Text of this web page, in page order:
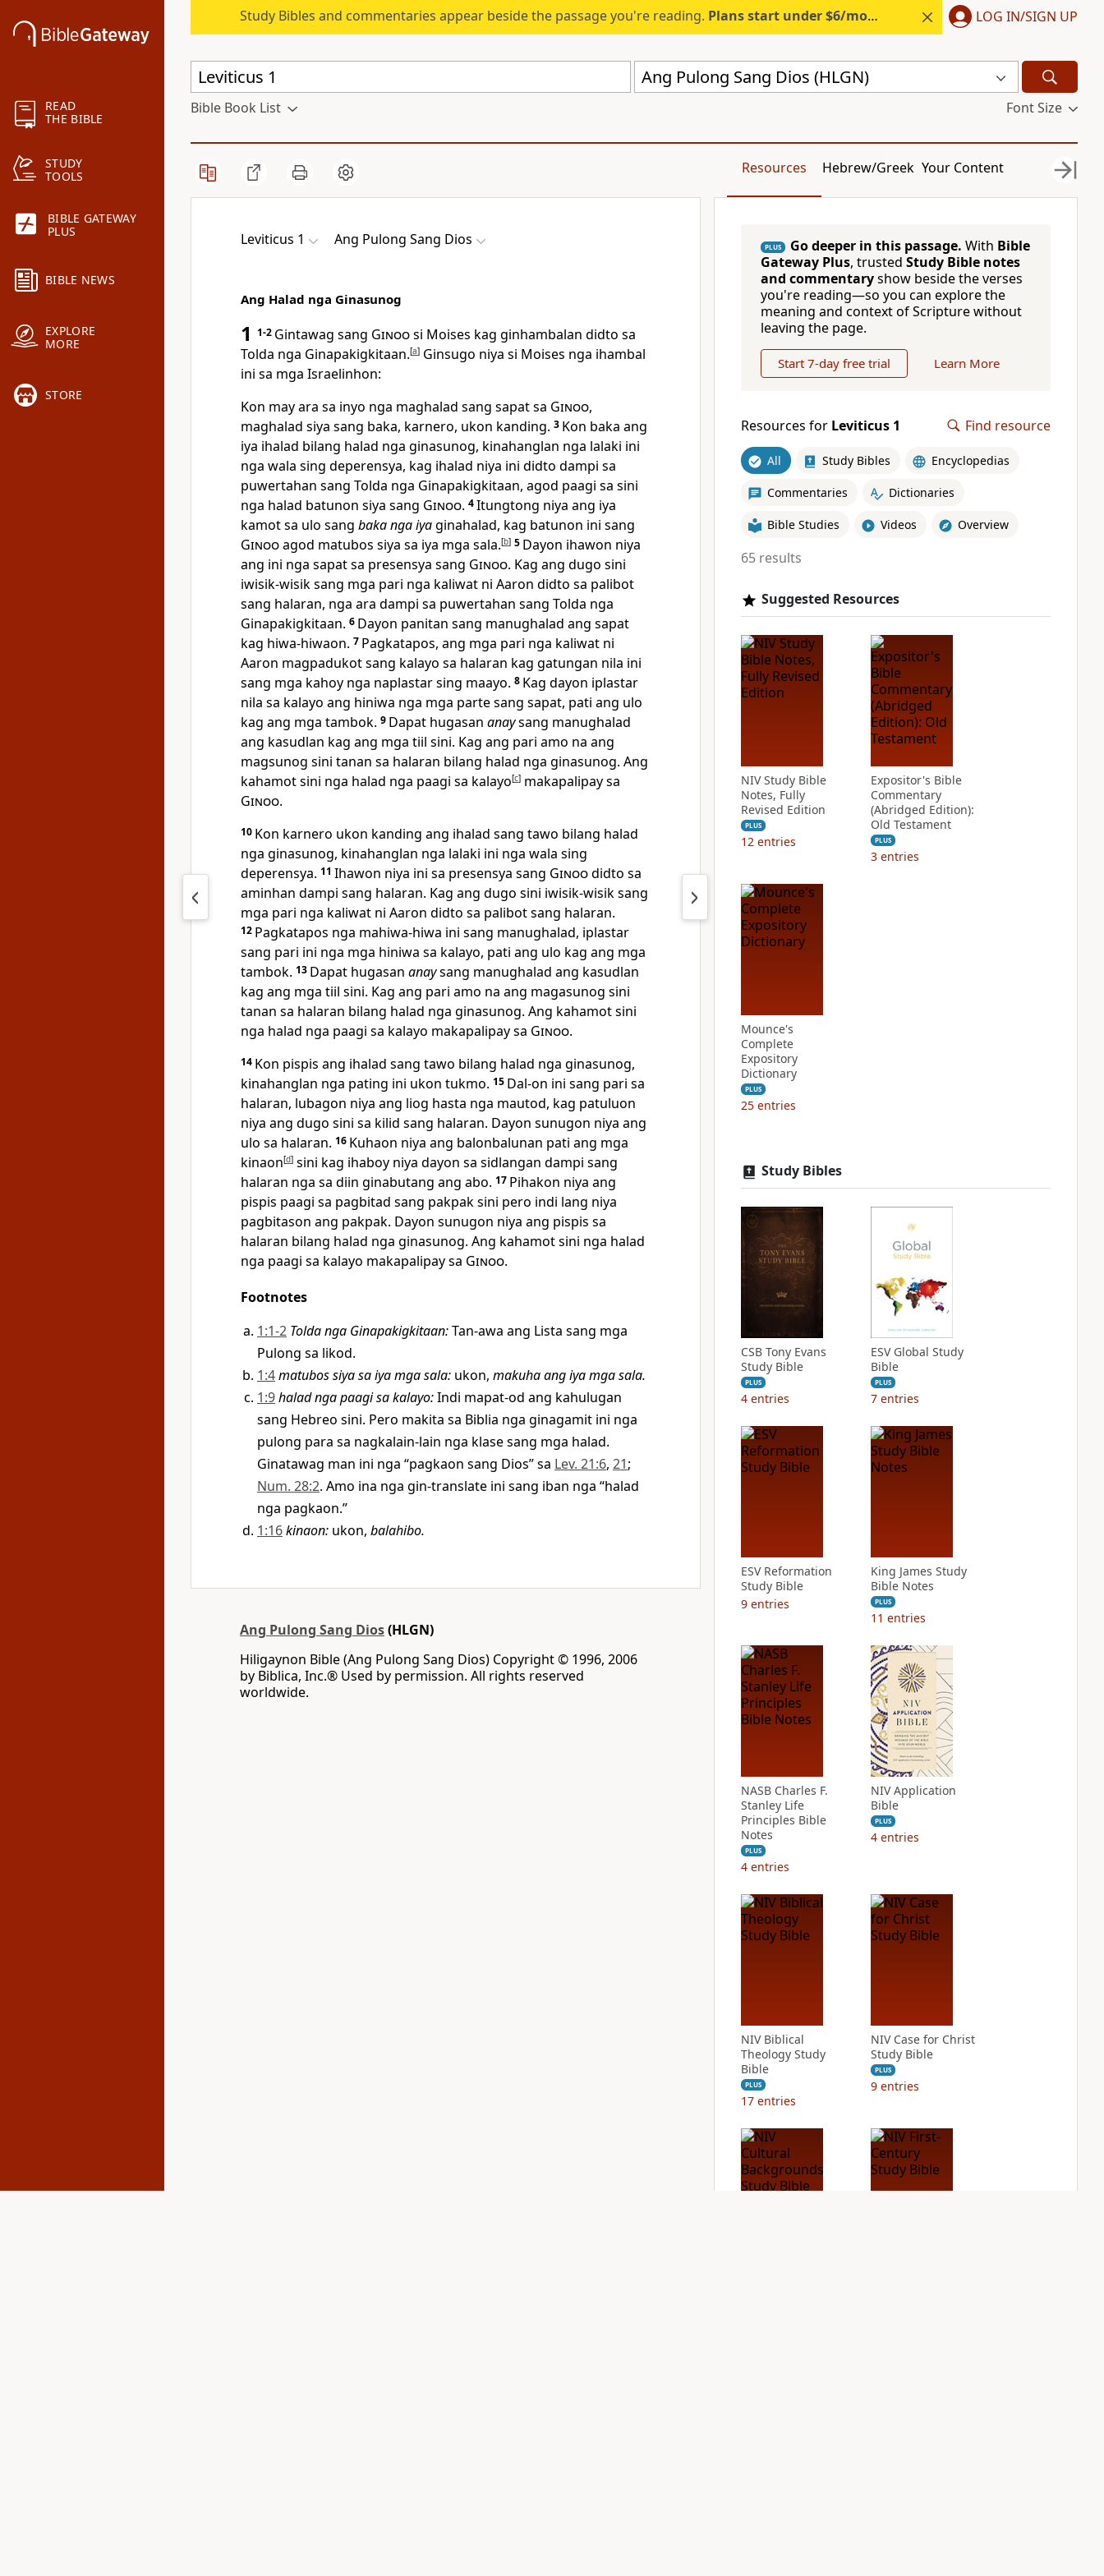
READ
THE BIBLE
STUDY
TOOLS
BIBLE GATEWAY
PLUS
BIBLE NEWS
EXPLORE
MORE
STORE
Study Bibles and commentaries appear beside the passage you're reading. Plans start under $6/month. Start free. LOG IN/SIGN UP
Ang Pulong Sang Dios (HLGN)
Bible Book List Font Size
Resources Hebrew/Greek Your Content
Leviticus 1 Ang Pulong Sang Dios
Ang Halad nga Ginasunog
1 1-2 Gintawag sang Ginoosi Moises kag ginhambalan didto sa
Tolda nga Ginapakigkitaan.[a] Ginsugo niya si Moises nga ihambal
ini sa mga Israelinhon:
Kon may ara sa inyo nga maghalad sang sapat sa Ginoo,
maghalad siya sang baka, karnero, ukon kanding. 3 Kon baka ang
iya ihalad bilang halad nga ginasunog, kinahanglan nga lalaki ini
nga wala sing deperensya, kag ihalad niya ini didto dampi sa
puwertahan sang Tolda nga Ginapakigkitaan, agod paagi sa sini
nga halad batunon siya sang Ginoo. 4Itungtong niya ang iya
kamot sa ulo sang baka nga iyaginahalad, kag batunon ini sang
Ginooagod matubos siya sa iya mga sala.[b] 5 Dayon ihawon niya
ang ini nga sapat sa presensya sang Ginoo. Kag ang dugo sini
iwisik-wisik sang mga pari nga kaliwat ni Aaron didto sa palibot
sang halaran, nga ara dampi sa puwertahan sang Tolda nga
Ginapakigkitaan. 6 Dayon panitan sang manughalad ang sapat
kag hiwa-hiwaon. 7 Pagkatapos, ang mga pari nga kaliwat ni
Aaron magpadukot sang kalayo sa halaran kag gatungan nila ini
sang mga kahoy nga naplastar sing maayo. 8 Kag dayon iplastar
nila sa kalayo ang hiniwa nga mga parte sang sapat, pati ang ulo
kag ang mga tambok. 9 Dapat hugasan anaysang manughalad
ang kasudlan kag ang mga tiil sini. Kag ang pari amo na ang
magsunog sini tanan sa halaran bilang halad nga ginasunog. Ang
kahamot sini nga halad nga paagi sa kalayo[c] makapalipay sa
Ginoo.
10 Kon karnero ukon kanding ang ihalad sang tawo bilang halad
nga ginasunog, kinahanglan nga lalaki ini nga wala sing
deperensya. 11 Ihawon niya ini sa presensya sang Ginoodidto sa
aminhan dampi sang halaran. Kag ang dugo sini iwisik-wisik sang
mga pari nga kaliwat ni Aaron didto sa palibot sang halaran.
12 Pagkatapos nga mahiwa-hiwa ini sang manughalad, iplastar
sang pari ini nga mga hiniwa sa kalayo, pati ang ulo kag ang mga
tambok. 13 Dapat hugasan anaysang manughalad ang kasudlan
kag ang mga tiil sini. Kag ang pari amo na ang magasunog sini
tanan sa halaran bilang halad nga ginasunog. Ang kahamot sini
nga halad nga paagi sa kalayo makapalipay sa Ginoo.
14 Kon pispis ang ihalad sang tawo bilang halad nga ginasunog,
kinahanglan nga pating ini ukon tukmo. 15 Dal-on ini sang pari sa
halaran, lubagon niya ang liog hasta nga mautod, kag patuluon
niya ang dugo sini sa kilid sang halaran. Dayon sunugon niya ang
ulo sa halaran. 16 Kuhaon niya ang balonbalunan pati ang mga
kinaon[d] sini kag ihaboy niya dayon sa sidlangan dampi sang
halaran nga sa diin ginabutang ang abo. 17 Pihakon niya ang
pispis paagi sa pagbitad sang pakpak sini pero indi lang niya
pagbitason ang pakpak. Dayon sunugon niya ang pispis sa
halaran bilang halad nga ginasunog. Ang kahamot sini nga halad
nga paagi sa kalayo makapalipay sa Ginoo.
Footnotes
1:1-2 Tolda nga Ginapakigkitaan:Tan-awa ang Lista sang mga
Pulong sa likod.
1:4matubos siya sa iya mga sala: ukon, makuha ang iya mga sala.
1:9halad nga paagi sa kalayo:Indi mapat-od ang kahulugan
sang Hebreo sini. Pero makita sa Biblia nga ginagamit ini nga
pulong para sa nagkalain-lain nga klase sang mga halad.
Ginatawag man ini nga “pagkaon sang Dios” sa Lev. 21:6, 21;
Num. 28:2. Amo ina nga gin-translate ini sang iban nga “halad
nga pagkaon.”
1:16kinaon: ukon, balahibo.
Ang Pulong Sang Dios(HLGN)
Hiligaynon Bible (Ang Pulong Sang Dios) Copyright © 1996, 2006
by Biblica, Inc.® Used by permission. All rights reserved
worldwide.
PLUS Go deeper in this passage. With Bible
Gateway Plus, trusted Study Bible notes
and commentaryshow beside the verses
you're reading—so you can explore the
meaning and context of Scripture without
leaving the page.
Start 7-day free trial Learn More
Resources for Leviticus 1 Find resource
All Study Bibles Encyclopedias
Commentaries Dictionaries
Bible Studies Videos Overview
65 results
Suggested Resources
NIV Study Bible
Notes, Fully
Revised Edition
PLUS
12 entries
Expositor's Bible
Commentary
(Abridged Edition):
Old Testament
PLUS
3 entries
Mounce's
Complete
Expository
Dictionary
PLUS
25 entries
Study Bibles
CSB Tony Evans
Study Bible
PLUS
4 entries
ESV Global Study
Bible
PLUS
7 entries
ESV Reformation
Study Bible
9 entries
King James Study
Bible Notes
PLUS
11 entries
NASB Charles F.
Stanley Life
Principles Bible
Notes
PLUS
4 entries
NIV Application
Bible
PLUS
4 entries
NIV Biblical
Theology Study
Bible
PLUS
17 entries
NIV Case for Christ
Study Bible
PLUS
9 entries